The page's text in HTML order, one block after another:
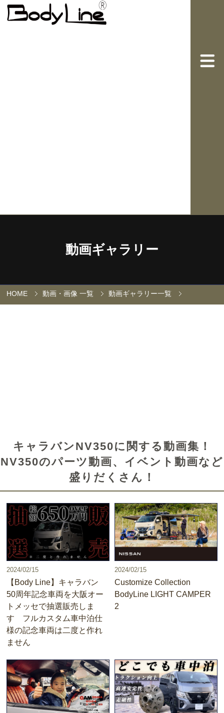
動画ギャラリー
HOME 動画・画像 一覧 動画ギャラリー一覧
キャラバンNV350に関する動画集！
NV350のパーツ動画、イベント動画など
盛りだくさん！
2024/02/15
【Body Line】キャラバン
50周年記念車両を大阪オー
トメッセで抽選販売しま
す フルカスタム車中泊仕
様の記念車両は二度と作れ
ません
2024/02/15
Customize Collection
BodyLine LIGHT CAMPER
2